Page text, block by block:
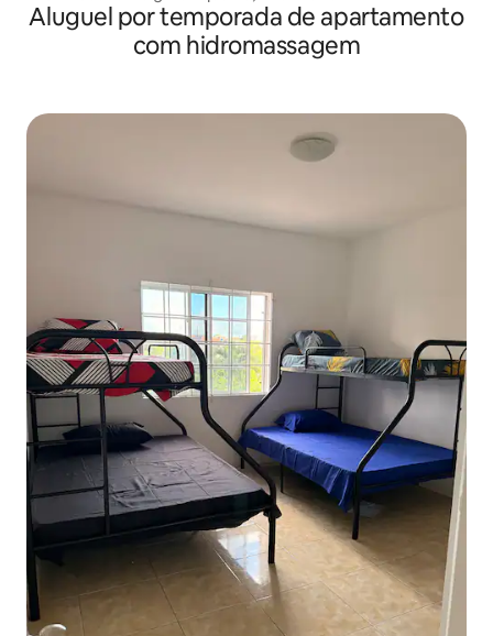
Aluguel por temporada de apartamento
com hidromassagem